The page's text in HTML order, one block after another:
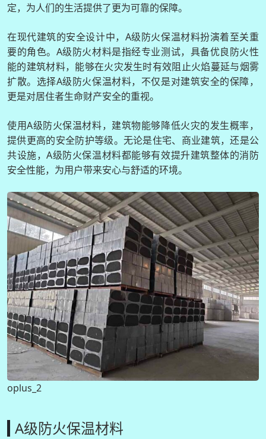
定，为人们的生活提供了更为可靠的保障。
在现代建筑的安全设计中，A级防火保温材料扮演着至关重
要的角色。A级防火材料是指经专业测试，具备优良防火性
能的建筑材料，能够在火灾发生时有效阻止火焰蔓延与烟雾
扩散。选择A级防火保温材料，不仅是对建筑安全的保障，
更是对居住者生命财产安全的重视。
使用A级防火保温材料，建筑物能够降低火灾的发生概率，
提供更高的安全防护等级。无论是住宅、商业建筑，还是公
共设施，A级防火保温材料都能够有效提升建筑整体的消防
安全性能，为用户带来安心与舒适的环境。
oplus_2
A级防火保温材料